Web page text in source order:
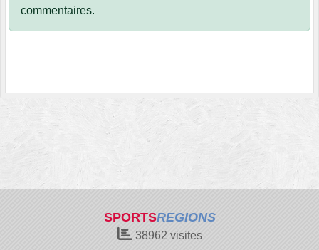
commentaires.
SPORTSREGIONS
38962 visites